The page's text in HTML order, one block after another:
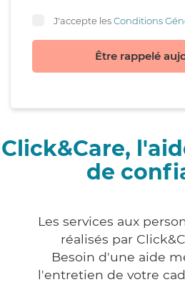
J'accepte lesConditions
Être rappelé
Click&Care,
de
Les services aux
réalisés par
Besoin d'une aide
l'entretien de votre